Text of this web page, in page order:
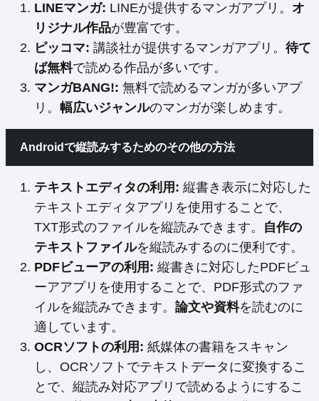
LINEマンガ: LINEが提供するマンガアプリ。 オ
リジナル作品が豊富です。
ピッコマ: 講談社が提供するマンガアプリ。 待て
ば無料で読める作品が多いです。
マンガBANG!: 無料で読めるマンガが多いアプ
リ。 幅広いジャンルのマンガが楽しめます。
Androidで縦読みするためのその他の方法
テキストエディタの利用: 縦書き表示に対応した
テキストエディタアプリを使用することで、
TXT形式のファイルを縦読みできます。 自作の
テキストファイルを縦読みするのに便利です。
PDFビューアの利用: 縦書きに対応したPDFビュ
ーアアプリを使用することで、PDF形式のファ
イルを縦読みできます。 論文や資料を読むのに
適しています。
OCRソフトの利用: 紙媒体の書籍をスキャン
し、OCRソフトでテキストデータに変換するこ
とで、縦読み対応アプリで読めるようにするこ